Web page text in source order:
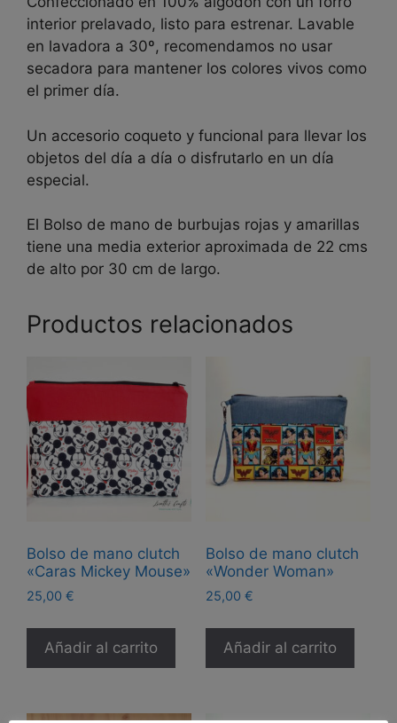
interior prelavado, listo para estrenar. Lavable
en lavadora a 30º, recomendamos no usar
secadora para mantener los colores vivos como
el primer día.
Un accesorio coqueto y funcional para llevar los
objetos del día a día o disfrutarlo en un día
especial.
El Bolso de mano de burbujas rojas y amarillas
tiene una media exterior aproximada de 22 cms
de alto por 30 cm de largo.
Productos relacionados
Bolso de mano clutch
«Caras Mickey Mouse»
25,00 €
Añadir al carrito
Bolso de mano clutch
«Wonder Woman»
25,00 €
Añadir al carrito